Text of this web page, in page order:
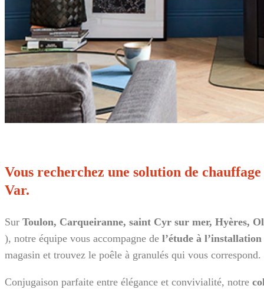
Vous recherchez une solution de
Var.
Sur Toulon, Carqueiranne, saint Cyr sur mer, Hyères,
), notre équipe vous accompagne de l’étude à
magasin et trouvez le poêle à granulés qui vous correspond.
Conjugaison parfaite entre élégance et convivialité, notre